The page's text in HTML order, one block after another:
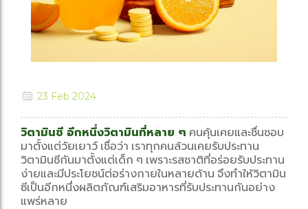
23 Feb 2024
วิตามินซี อีกหนึ่งวิตามินที่หลาย ๆ คนคุ้นเคยและชื่นชอบ
มาตั้งแต่วัยเยาว์ เชื่อว่า เราทุกคนล้วนเคยรับประทาน
วิตามินซีกันมาตั้งแต่เด็ก ๆ เพราะรสชาติที่อร่อยรับประทาน
ง่ายและมีประโยชน์ต่อร่างกายในหลายด้าน จึงทำให้วิตามิน
ซีเป็นอีกหนึ่งผลิตภัณฑ์เสริมอาหารที่รับประทานกันอย่าง
แพร่หลาย